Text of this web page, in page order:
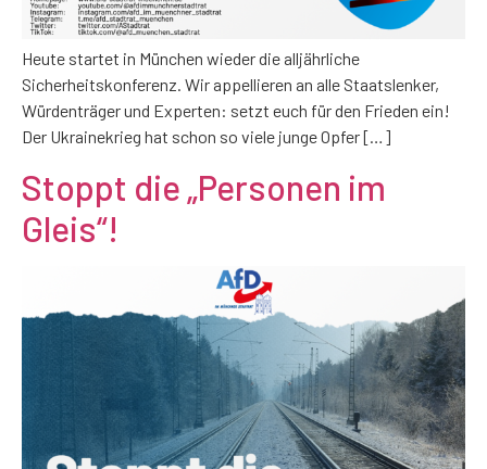
Heute startet in München wieder die alljährliche
Sicherheitskonferenz. Wir appellieren an alle Staatslenker,
Würdenträger und Experten: setzt euch für den Frieden ein!
Der Ukrainekrieg hat schon so viele junge Opfer […]
Stoppt die „Personen im
Gleis“!